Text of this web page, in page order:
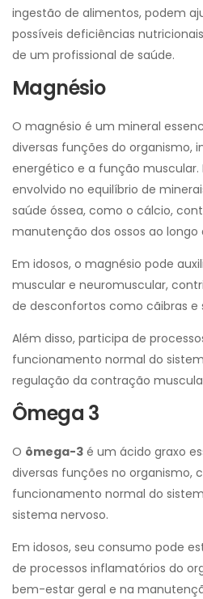
ingestão de alimentos, podem
possíveis deficiências
de um profissional de saúde.
Magnésio
O magnésio é um mineral
diversas funções do organismo,
energético e a função muscular.
envolvido no equilíbrio de
saúde óssea, como o cálcio,
manutenção dos ossos ao
Em idosos, o magnésio pode
muscular e neuromuscular,
de desconfortos como cãibras e
Além disso, participa de
funcionamento normal do
regulação da contração
Ômega 3
O ômega-3 é um ácido graxo
diversas funções no organismo,
funcionamento normal do
sistema nervoso.
Em idosos, seu consumo pode
de processos inflamatórios do
bem-estar geral e na